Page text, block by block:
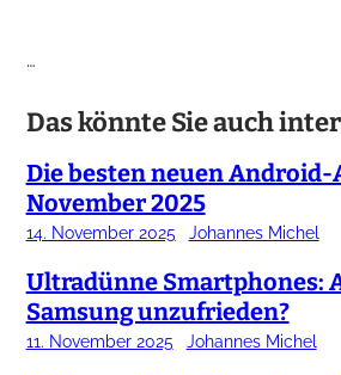
…
Das könnte Sie auch
Die besten neuen Android-
November 2025
14. November 2025 Johannes Michel
Ultradünne Smartphones:
Samsung unzufrieden?
11. November 2025 Johannes Michel